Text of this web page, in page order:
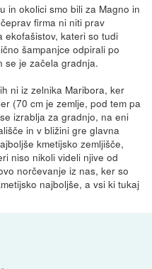
in okolici smo bili za Magno in
firma ni niti prav
ekofašistov, kateri so tudi
šampanjce odpirali po
se je začela gradnja.
ni iz zelnika Maribora, ker
(70 cm je zemlje, pod tem pa
izrablja za gradnjo, na eni
in v bližini gre glavna
kmetijsko zemljišče,
niso nikoli videli njive od
norčevanje iz nas, ker so
najboljše, a vsi ki tukaj